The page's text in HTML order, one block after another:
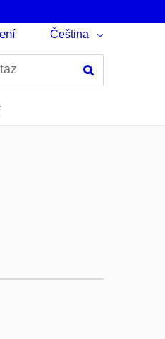
Čeština